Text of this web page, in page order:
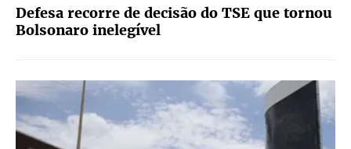
Defesa recorre de decisão do TSE que tornou
Bolsonaro inelegível